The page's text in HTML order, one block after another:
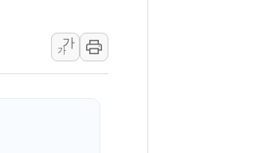
' 다이먼 "금융시장 레버리지 위험수위…숨은 차입이
공장서 화재 1명 중상…대응 1단계 진압 중
가
가